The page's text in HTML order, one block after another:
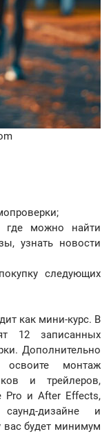
где можно найти
узнать новости
следующих
как мини-курс. В
12 записанных
Дополнительно
монтаж
и трейлеров,
Pro и After Effects,
дизайне и
вас будет минимум